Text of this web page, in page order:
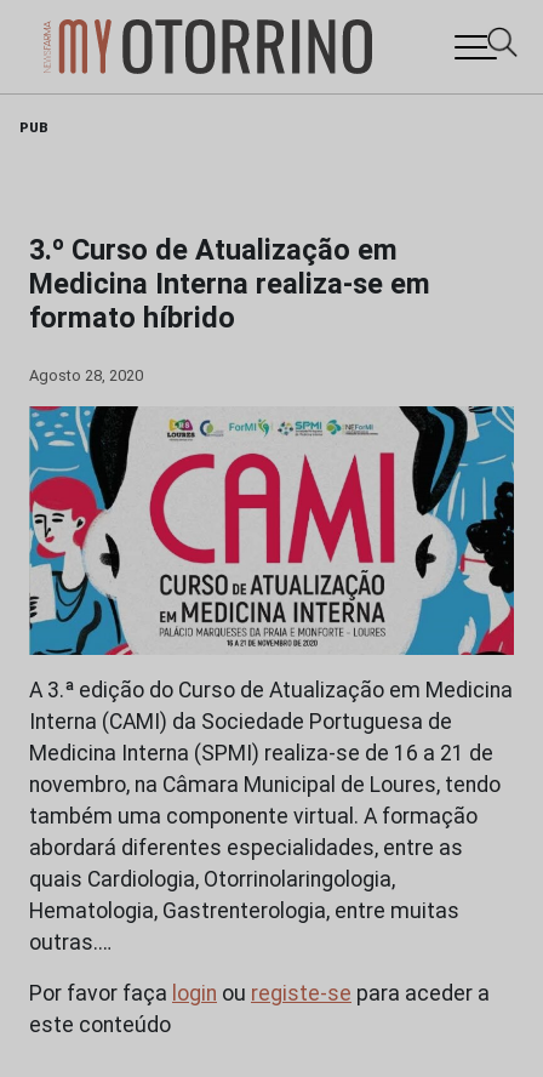
PUB
3.º Curso de Atualização em
Medicina Interna realiza-se em
formato híbrido
Agosto 28, 2020
A 3.ª edição do Curso de Atualização em Medicina
Interna (CAMI) da Sociedade Portuguesa de
Medicina Interna (SPMI) realiza-se de 16 a 21 de
novembro, na Câmara Municipal de Loures, tendo
também uma componente virtual. A formação
abordará diferentes especialidades, entre as
quais Cardiologia, Otorrinolaringologia,
Hematologia, Gastrenterologia, entre muitas
outras.…
Por favor faça login ou registe-se para aceder a
este conteúdo